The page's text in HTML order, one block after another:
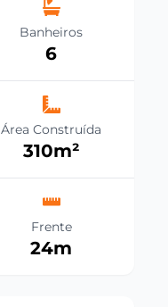
Banheiros
6
Área Construída
310m²
Frente
24m